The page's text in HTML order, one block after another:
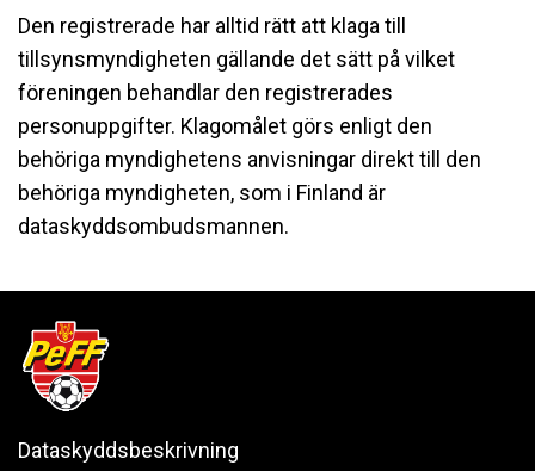
Den registrerade har alltid rätt att klaga till
tillsynsmyndigheten gällande det sätt på vilket
föreningen behandlar den registrerades
personuppgifter. Klagomålet görs enligt den
behöriga myndighetens anvisningar direkt till den
behöriga myndigheten, som i Finland är
dataskyddsombudsmannen.
Dataskyddsbeskrivning